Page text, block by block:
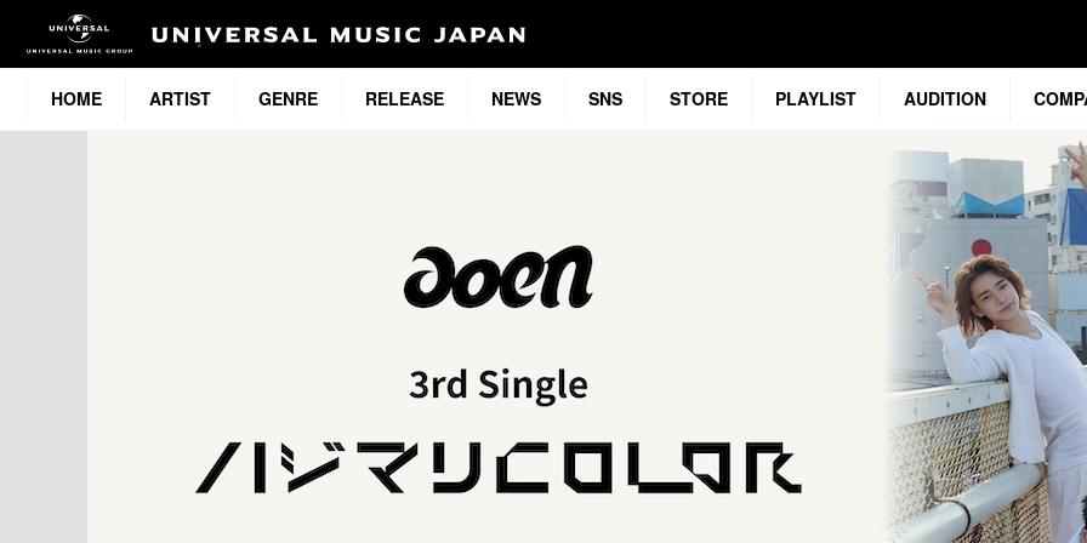
HOME ARTIST GENRE RELEASE NEWS SNS STORE PLAYLIST AUDITION